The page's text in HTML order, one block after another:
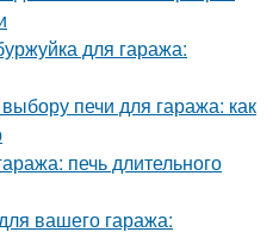
для гаража:
печи для гаража: как
печь длительного
вашего гаража: